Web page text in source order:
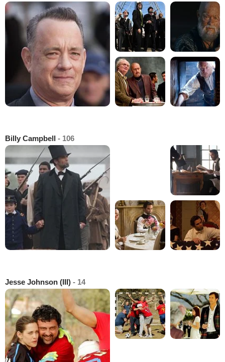
Billy Campbell - 106
Jesse Johnson (III) - 14